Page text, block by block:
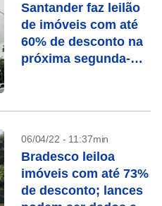
Santander faz leilão
de imóveis com até
60% de desconto na
próxima segunda-
06/04/22 - 11:37min
Bradesco leiloa
imóveis com até 73%
de desconto; lances